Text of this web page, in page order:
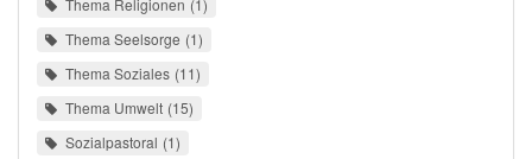
Thema Religionen 1
Thema Seelsorge 1
Thema Soziales 11
Thema Umwelt 15
Sozialpastoral 1